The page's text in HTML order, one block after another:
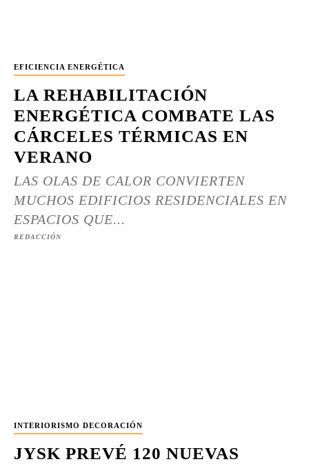
EFICIENCIA ENERGÉTICA
LA REHABILITACIÓN
ENERGÉTICA COMBATE LAS
CÁRCELES TÉRMICAS EN
VERANO
LAS OLAS DE CALOR CONVIERTEN
MUCHOS EDIFICIOS RESIDENCIALES EN
ESPACIOS QUE...
REDACCIÓN
INTERIORISMO DECORACIÓN
JYSK PREVÉ 120 NUEVAS